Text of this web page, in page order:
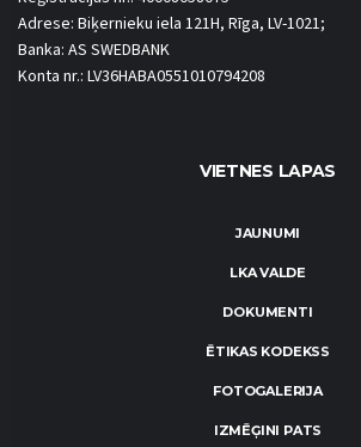
Adrese: Biķernieku iela 121H, Rīga, LV-1021;
Banka: AS SWEDBANK
Konta nr.: LV36HABA0551010794208
VIETNES LAPAS
JAUNUMI
LKA VALDE
DOKUMENTI
ĒTIKAS KODEKSS
FOTOGALERIJA
IZMĒĢINI PATS